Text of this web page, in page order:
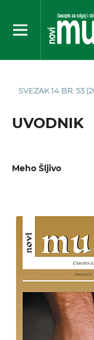
SVEZAK 14 BR. 53
UVODNIK
Meho Šljivo